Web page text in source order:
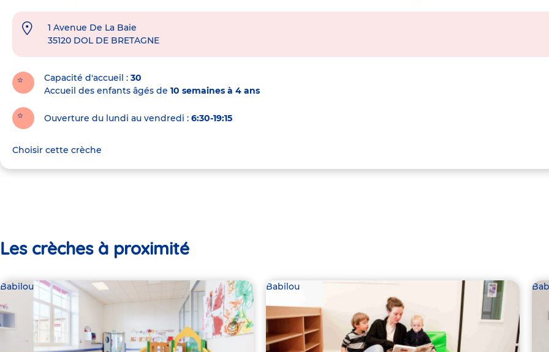
Adresse
crèche
1 Avenue De La Baie
35120 DOL DE BRETAGNE
Capacité d'accueil
30
Accueil des enfants âgés de 10 semaines à 4 ans
Ouverture du lundi au vendredi : 6:30-19:15
Choisir cette crèche
Les crèches à proximité
Babilou Babilou